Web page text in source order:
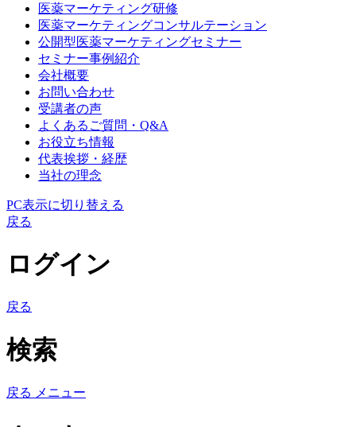
医薬マーケティング研修
医薬マーケティングコンサルテーション
公開型医薬マーケティングセミナー
セミナー事例紹介
会社概要
お問い合わせ
受講者の声
よくあるご質問・Q&A
お役立ち情報
代表挨拶・経歴
当社の理念
PC表示に切り替える
戻る
ログイン
戻る
検索
戻る メニュー